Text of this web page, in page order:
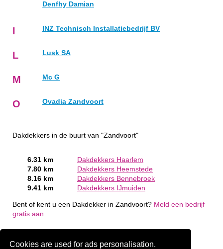
Cookies are used for ads personalisation.
Denfhy Damian
I INZ Technisch Installatiebedrijf BV
L Lusk SA
M Mc G
O Ovadia Zandvoort
Dakdekkers in de buurt van "Zandvoort"
6.31 km
Dakdekkers Haarlem
7.80 km
Dakdekkers Heemstede
8.16 km
Dakdekkers Bennebroek
9.41 km
Dakdekkers IJmuiden
Bent of kent u een Dakdekker in Zandvoort? Meld een bedrijf
gratis aan